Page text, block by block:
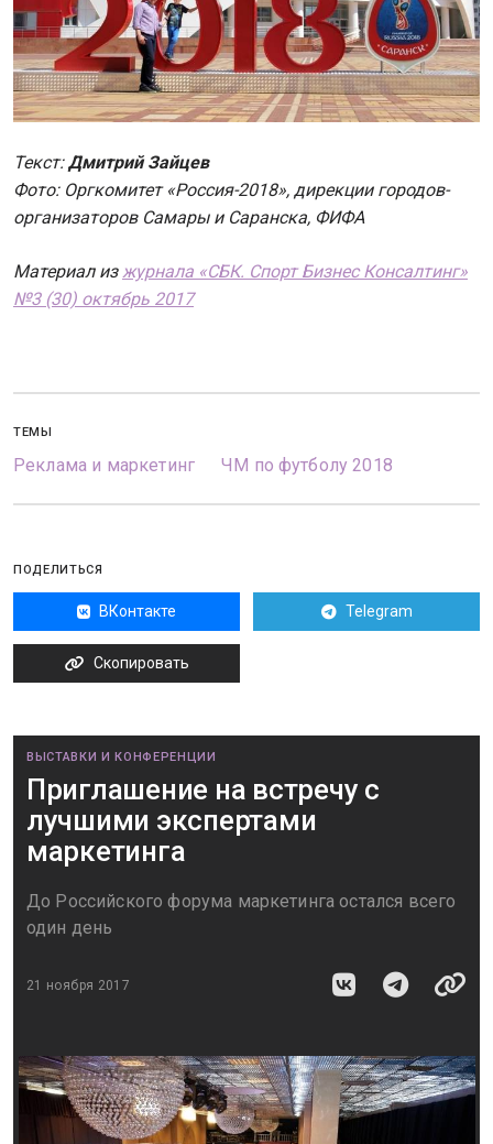
Текст:Дмитрий Зайцев
Фото: Оргкомитет «Россия-2018», дирекции городов-
организаторов Самары и Саранска, ФИФА
Материал изжурнала «СБК. Спорт Бизнес Консалтинг»
№3 (30) октябрь 2017
ТЕМЫ
Реклама и маркетинг ЧМ по футболу 2018
ПОДЕЛИТЬСЯ
ВКонтакте Telegram
Скопировать
ВЫСТАВКИ И КОНФЕРЕНЦИИ
Приглашение на встречу с
лучшими экспертами
маркетинга
До Российского форума маркетинга остался всего
один день
21 ноября 2017